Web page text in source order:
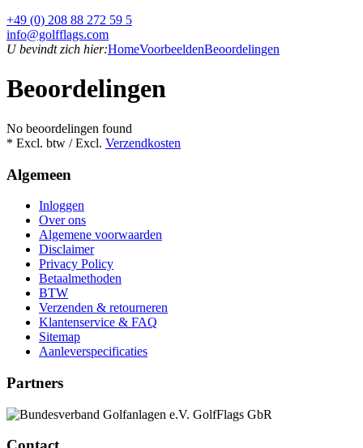
+49 (0) 208 88 272 59 5
info@golfflags.com
U bevindt zich hier:HomeVoorbeeldenBeoordelingen
Beoordelingen
No beoordelingen found
* Excl. btw / Excl. Verzendkosten
Algemeen
Inloggen
Over ons
Algemene voorwaarden
Disclaimer
Privacy Policy
Betaalmethoden
BTW
Verzenden & retourneren
Klantenservice & FAQ
Sitemap
Aanleverspecificaties
Partners